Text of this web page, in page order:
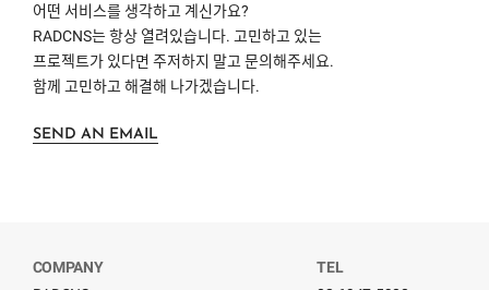
어떤 서비스를 생각하고 계신가요?
RADCNS는 항상 열려있습니다. 고민하고 있는
프로젝트가 있다면 주저하지 말고 문의해주세요.
함께 고민하고 해결해 나가겠습니다.
SEND AN EMAIL
COMPANY
TEL